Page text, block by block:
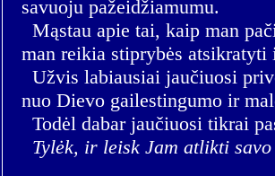
savuoju pažeidžiamumu.
Mąstau apie tai, kaip man
man reikia stiprybės
Užvis labiausiai jaučiuosi
nuo Dievo gailestingumo ir
Todėl dabar jaučiuosi tikrai
Tylėk, ir leisk Jam atlikti